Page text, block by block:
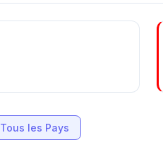
Tous les Pays